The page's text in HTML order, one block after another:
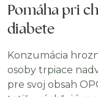
Pomáha pri
diabete
Konzumácia
osoby trpiace
pre svoj obsah